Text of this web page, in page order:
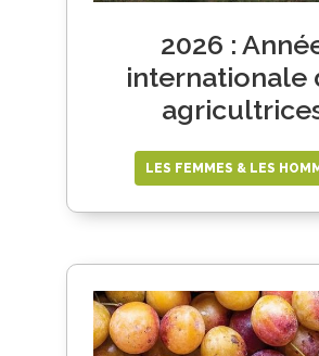
2026 :
internationale
LES FEMMES & LES